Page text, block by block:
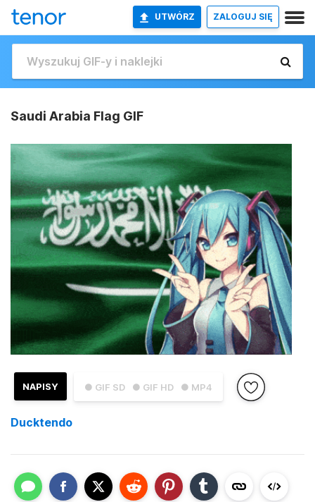
UTWÓRZ ZALOGUJ SIĘ
Saudi Arabia Flag GIF
● GIF SD ● GIF HD ● MP4
NAPISY
Ducktendo